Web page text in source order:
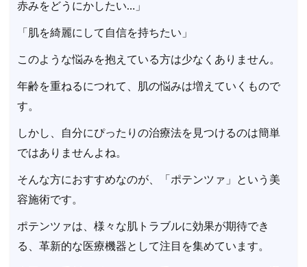
赤みをどうにかしたい…」
「肌を綺麗にして自信を持ちたい」
このような悩みを抱えている方は少なくありません。
年齢を重ねるにつれて、肌の悩みは増えていくもので
す。
しかし、自分にぴったりの治療法を見つけるのは簡単
ではありませんよね。
そんな方におすすめなのが、「ポテンツァ」という美
容施術です。
ポテンツァは、様々な肌トラブルに効果が期待でき
る、革新的な医療機器として注目を集めています。